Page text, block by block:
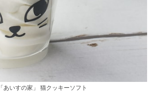
「あいすの家」 猫クッキーソフト